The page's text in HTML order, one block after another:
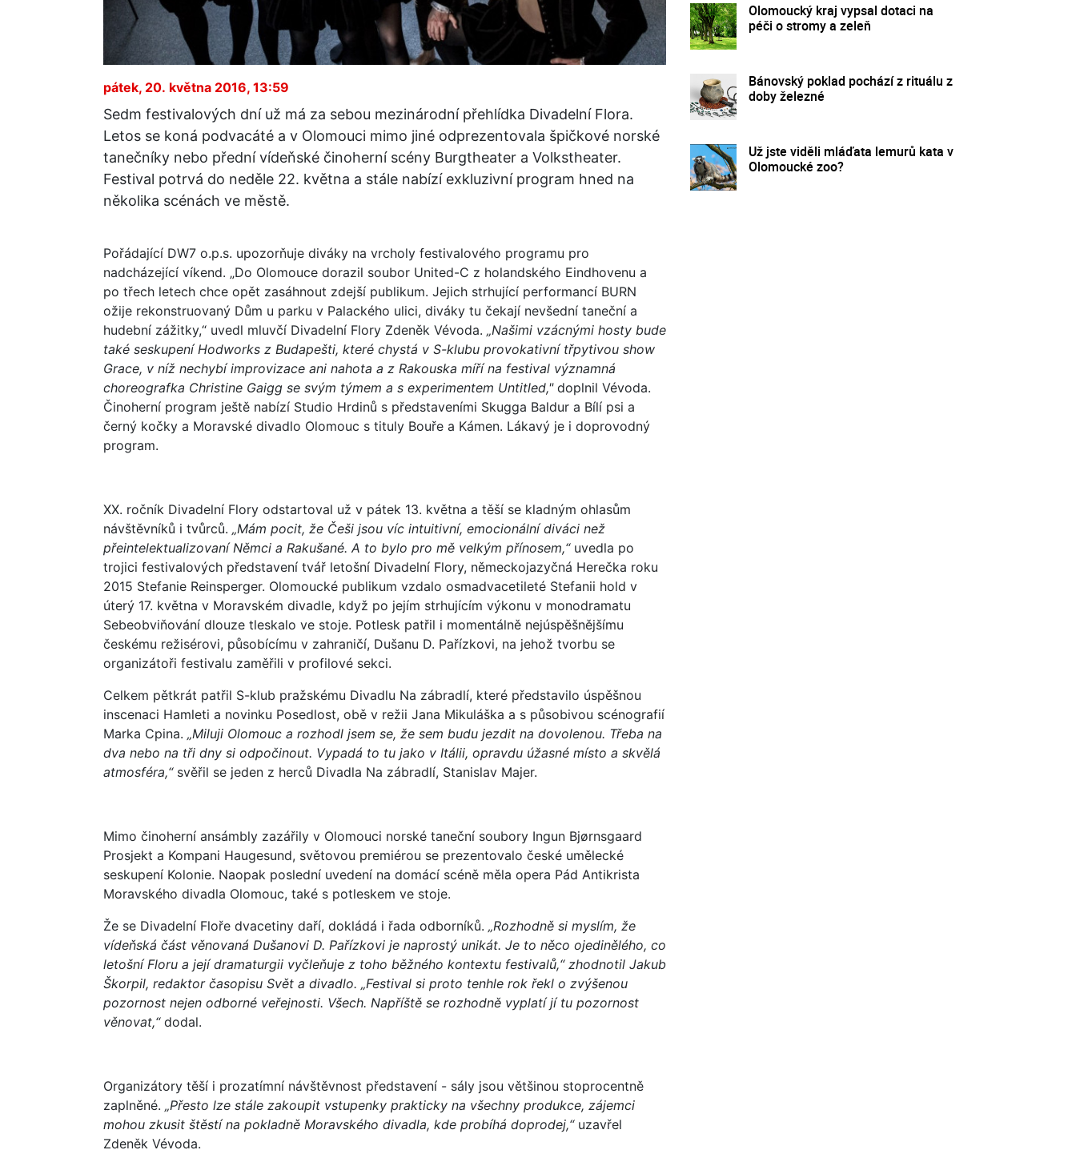
pátek, 20. května 2016, 13:59
Sedm festivalových dní už má za sebou mezinárodní přehlídka Divadelní Flora.
Letos se koná podvacáté a v Olomouci mimo jiné odprezentovala špičkové norské
tanečníky nebo přední vídeňské činoherní scény Burgtheater a Volkstheater.
Festival potrvá do neděle 22. května a stále nabízí exkluzivní program hned na
několika scénách ve městě.
Pořádající DW7 o.p.s. upozorňuje diváky na vrcholy festivalového programu pro
nadcházející víkend. „Do Olomouce dorazil soubor United-C z holandského Eindhovenu a
po třech letech chce opět zasáhnout zdejší publikum. Jejich strhující performancí BURN
ožije rekonstruovaný Dům u parku v Palackého ulici, diváky tu čekají nevšední taneční a
hudební zážitky,“ uvedl mluvčí Divadelní Flory Zdeněk Vévoda. „Našimi vzácnými hosty bude
také seskupení Hodworks z Budapešti, které chystá v S-klubu provokativní třpytivou show
Grace, v níž nechybí improvizace ani nahota a z Rakouska míří na festival významná
choreografka Christine Gaigg se svým týmem a s experimentem Untitled,"doplnil Vévoda.
Činoherní program ještě nabízí Studio Hrdinů s představeními Skugga Baldur a Bílí psi a
černý kočky a Moravské divadlo Olomouc s tituly Bouře a Kámen. Lákavý je i doprovodný
program.
XX. ročník Divadelní Flory odstartoval už v pátek 13. května a těší se kladným ohlasům
návštěvníků i tvůrců. „Mám pocit, že Češi jsou víc intuitivní, emocionální diváci než
přeintelektualizovaní Němci a Rakušané. A to bylo pro mě velkým přínosem,“uvedla po
trojici festivalových představení tvář letošní Divadelní Flory, německojazyčná Herečka roku
2015 Stefanie Reinsperger. Olomoucké publikum vzdalo osmadvacetileté Stefanii hold v
úterý 17. května v Moravském divadle, když po jejím strhujícím výkonu v monodramatu
Sebeobviňování dlouze tleskalo ve stoje. Potlesk patřil i momentálně nejúspěšnějšímu
českému režisérovi, působícímu v zahraničí, Dušanu D. Pařízkovi, na jehož tvorbu se
organizátoři festivalu zaměřili v profilové sekci.
Celkem pětkrát patřil S-klub pražskému Divadlu Na zábradlí, které představilo úspěšnou
inscenaci Hamleti a novinku Posedlost, obě v režii Jana Mikuláška a s působivou scénografií
Marka Cpina. „Miluji Olomouc a rozhodl jsem se, že sem budu jezdit na dovolenou. Třeba na
dva nebo na tři dny si odpočinout. Vypadá to tu jako v Itálii, opravdu úžasné místo a skvělá
atmosféra,“svěřil se jeden z herců Divadla Na zábradlí, Stanislav Majer.
Mimo činoherní ansámbly zazářily v Olomouci norské taneční soubory Ingun Bjørnsgaard
Prosjekt a Kompani Haugesund, světovou premiérou se prezentovalo české umělecké
seskupení Kolonie. Naopak poslední uvedení na domácí scéně měla opera Pád Antikrista
Moravského divadla Olomouc, také s potleskem ve stoje.
Že se Divadelní Floře dvacetiny daří, dokládá i řada odborníků. „Rozhodně si myslím, že
vídeňská část věnovaná Dušanovi D. Pařízkovi je naprostý unikát. Je to něco ojedinělého, co
letošní Floru a její dramaturgii vyčleňuje z toho běžného kontextu festivalů,“ zhodnotil Jakub
Škorpil, redaktor časopisu Svět a divadlo. „Festival si proto tenhle rok řekl o zvýšenou
pozornost nejen odborné veřejnosti. Všech. Napříště se rozhodně vyplatí jí tu pozornost
věnovat,“dodal.
Organizátory těší i prozatímní návštěvnost představení - sály jsou většinou stoprocentně
zaplněné. „Přesto lze stále zakoupit vstupenky prakticky na všechny produkce, zájemci
mohou zkusit štěstí na pokladně Moravského divadla, kde probíhá doprodej,“uzavřel
Zdeněk Vévoda.
Olomoucký kraj vypsal dotaci na
péči o stromy a zeleň
Bánovský poklad pochází z rituálu z
doby železné
Už jste viděli mláďata lemurů kata v
Olomoucké zoo?